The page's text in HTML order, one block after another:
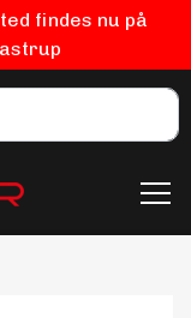
findes nu på